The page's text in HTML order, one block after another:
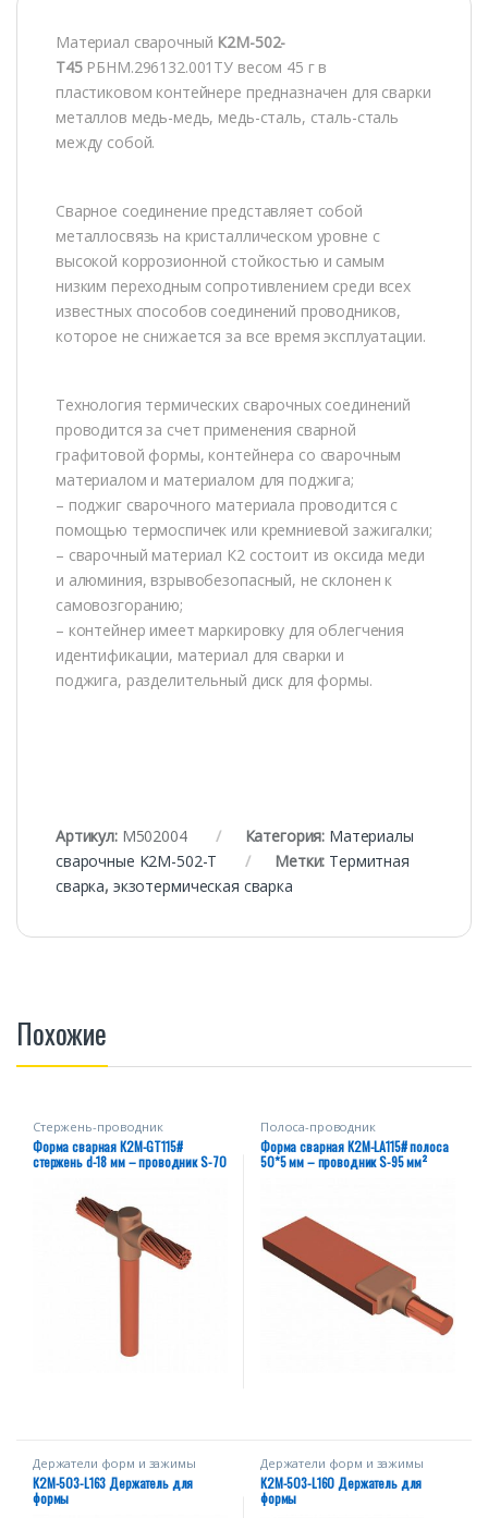
Материал сварочный К2М-502-
Т45РБНМ.296132.001ТУ весом 45 г в
пластиковом контейнере предназначен для сварки
металлов медь-медь, медь-сталь, сталь-сталь
между собой.
Сварное соединение представляет собой
металлосвязь на кристаллическом уровне c
высокой коррозионной стойкостью и самым
низким переходным сопротивлением среди всех
известных способов соединений проводников,
которое не снижается за все время эксплуатации.
Технология термических сварочных соединений
проводится за счет применения сварной
графитовой формы, контейнера со сварочным
материалом и материалом для поджига;
– поджиг сварочного материала проводится с
помощью термоспичек или кремниевой зажигалки;
– сварочный материал К2 состоит из оксида меди
и алюминия, взрывобезопасный, не склонен к
самовозгоранию;
– контейнер имеет маркировку для облегчения
идентификации, материал для сварки и
поджига, разделительный диск для формы.
Артикул: М502004 Категория: Материалы
сварочные K2M-502-Т
Метки: Термитная
сварка, экзотермическая сварка
Похожие
Стержень-проводник
Форма сварная К2М-GT115#
стержень d-18 мм – проводник S-70
Полоса-проводник
Форма сварная К2М-LA115# полоса
50*5 мм – проводник S-95 мм²
Держатели форм и зажимы
К2М-503-L163 Держатель для
формы
Держатели форм и зажимы
К2М-503-L160 Держатель для
формы